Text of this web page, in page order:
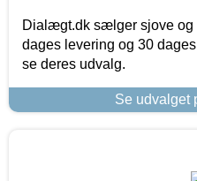
Dialægt.dk sælger sjove og
dages levering og 30
se deres udvalg.
Se udvalget